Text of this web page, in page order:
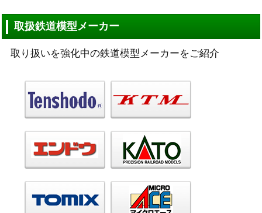
取扱鉄道模型メーカー
取り扱いを強化中の鉄道模型メーカーをご紹介